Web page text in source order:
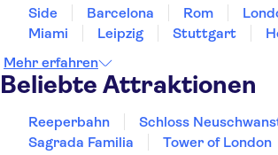
Side Barcelona Rom
Miami
Leipzig Stuttgart
Mehr erfahren
Beliebte Attraktionen
Reeperbahn Schloss
Sagrada Familia
Tower of London